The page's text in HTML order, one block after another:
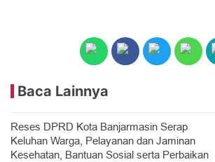
Baca Lainnya
Reses DPRD Kota Banjarmasin Serap
Keluhan Warga, Pelayanan dan Jaminan
Kesehatan, Bantuan Sosial serta Perbaikan